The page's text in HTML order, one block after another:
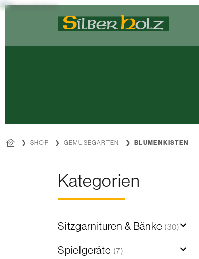
Direkt
SHOP GEMÜSEGARTEN BLUMENKISTEN
Kategorien
Sitzgarnituren & Bänke (30)
Spielgeräte (7)